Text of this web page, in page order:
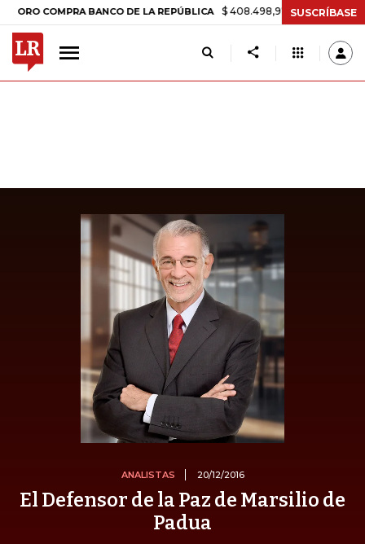
COMPRA BANCO DE LA REPÚBLICA $ 408.498,97 +$ 8.753,81 +2,19%
SUSCRÍBASE
ANALISTAS 20/12/2016
El Defensor de la Paz de Marsilio de
Padua